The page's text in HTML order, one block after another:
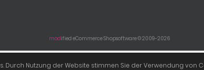
Schmuck Lindner © 2026 | Template © 2009-2026 by mod ified eCommerce
modified eCommerce Shopsoftware © 2009-2026
Nutzung der Website stimmen Sie der Verwendung von